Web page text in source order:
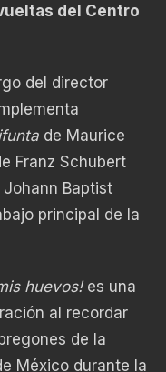
del Centro
del director
de Maurice
Franz Schubert
Baptist
principal de la
huevos!es una
al recordar
de la
México durante la